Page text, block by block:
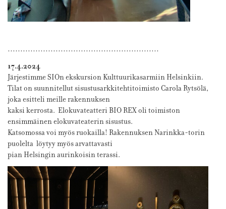
……………………………………………………
17.4.2024
Järjestimme SIOn ekskursion Kulttuurikasarmiin Helsinkiin.
Tilat on suunnitellut sisustusarkkitehtitoimisto Carola Rytsölä,
joka esitteli meille rakennuksen
kaksi kerrosta. Elokuvateatteri BIO REX oli toimiston
ensimmäinen elokuvateaterin sisustus.
Katsomossa voi myös ruokailla! Rakennuksen Narinkka-torin
puolelta löytyy myös arvattavasti
pian Helsingin aurinkoisin terassi.